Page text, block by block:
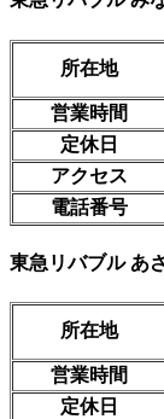
所在地
営業時間
定休日
アクセス
電話番号
東急リバブル あ
所在地
営業時間
定休日